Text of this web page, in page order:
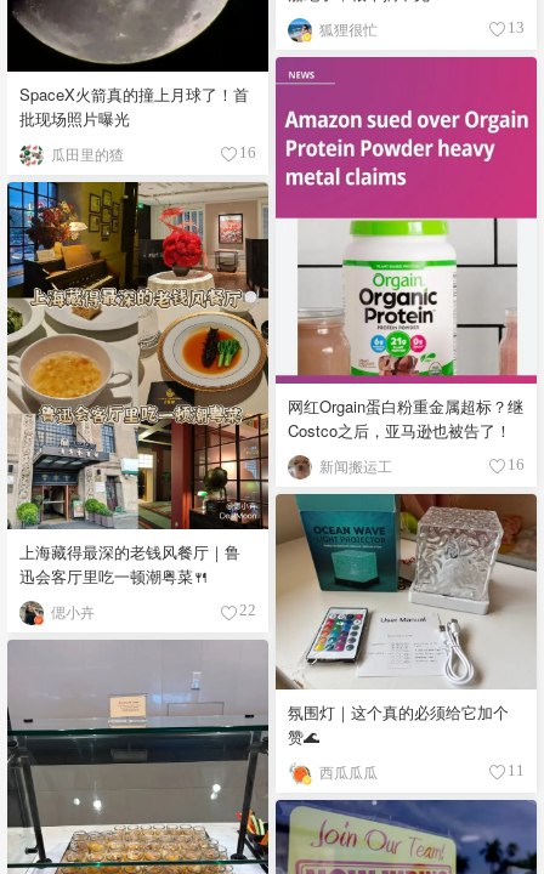
狐狸很忙 13
SpaceX火箭真的撞上月球了！首
批现场照片曝光
瓜田里的猹 16
网红Orgain蛋白粉重金属超标？继
Costco之后，亚马逊也被告了！
新闻搬运工 16
上海藏得最深的老钱风餐厅｜鲁
迅会客厅里吃一顿潮粤菜🍴
偲小卉 22
氛围灯｜这个真的必须给它加个
赞🌊
西瓜瓜瓜 11